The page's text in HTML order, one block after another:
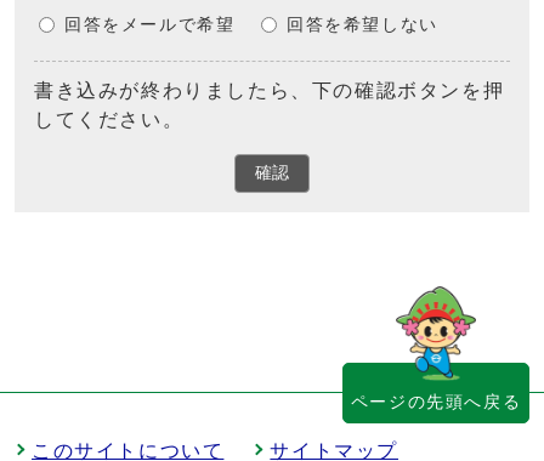
回答をメールで希望 回答を希望しない
書き込みが終わりましたら、下の確認ボタンを押
してください。
確認
このサイトについて サイトマップ
ページの先頭へ戻る